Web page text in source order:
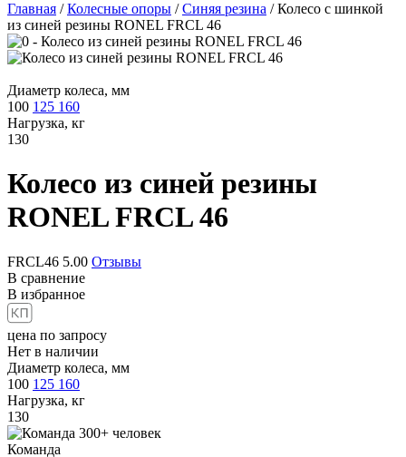
Главная /Колесные опоры /Синяя резина /Колесо с шинкой
из синей резины RONEL FRCL 46
Диаметр колеса, мм
100 125 160
Нагрузка, кг
130
Колесо из синей резины
RONEL FRCL 46
FRCL46 5.00 Отзывы
В сравнение
В избранное
цена по запросу
Нет в наличии
Диаметр колеса, мм
100 125 160
Нагрузка, кг
130
Команда